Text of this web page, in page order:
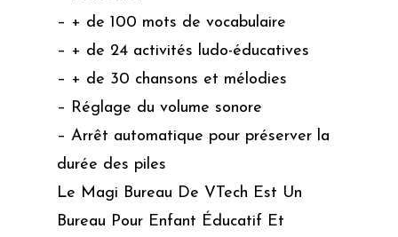
– + de 100 mots de vocabulaire
– + de 24 activités ludo-éducatives
– + de 30 chansons et mélodies
– Réglage du volume sonore
– Arrêt automatique pour préserver la
durée des piles
Le Magi Bureau De VTech Est Un
Bureau Pour Enfant Éducatif Et